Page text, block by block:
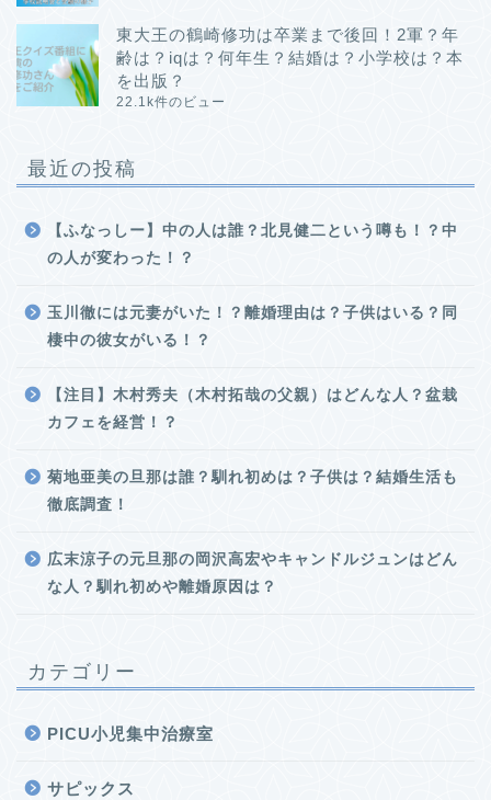
東大王の鶴崎修功は卒業まで後回！2軍？年
齢は？iqは？何年生？結婚は？小学校は？本
を出版？
22.1k件のビュー
最近の投稿
【ふなっしー】中の人は誰？北見健二という噂も！？中
の人が変わった！？
玉川徹には元妻がいた！？離婚理由は？子供はいる？同
棲中の彼女がいる！？
【注目】木村秀夫（木村拓哉の父親）はどんな人？盆栽
カフェを経営！？
菊地亜美の旦那は誰？馴れ初めは？子供は？結婚生活も
徹底調査！
広末涼子の元旦那の岡沢高宏やキャンドルジュンはどん
な人？馴れ初めや離婚原因は？
カテゴリー
PICU小児集中治療室
サピックス